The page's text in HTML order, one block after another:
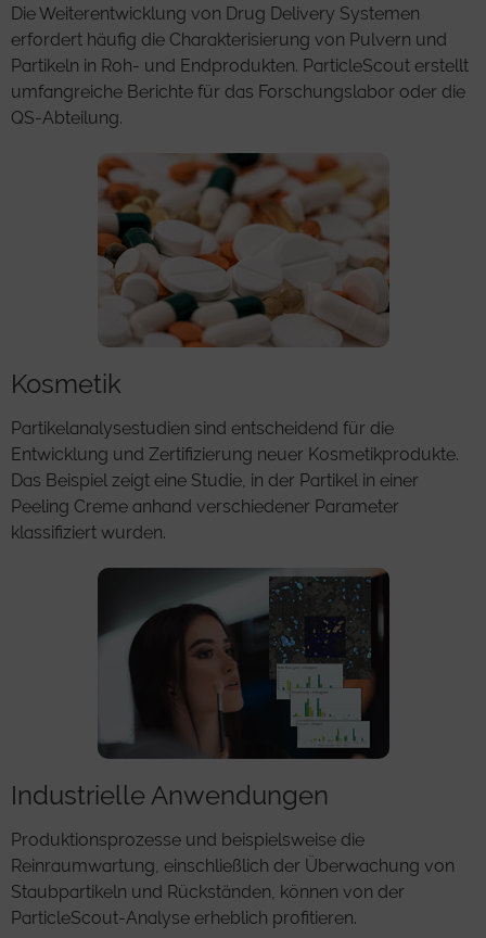
Die Weiterentwicklung von Drug Delivery Systemen
erfordert häufig die Charakterisierung von Pulvern und
Partikeln in Roh- und Endprodukten. ParticleScout erstellt
umfangreiche Berichte für das Forschungslabor oder die
QS-Abteilung.
Kosmetik
Partikelanalysestudien sind entscheidend für die
Entwicklung und Zertifizierung neuer Kosmetikprodukte.
Das Beispiel zeigt eine Studie, in der Partikel in einer
Peeling Creme anhand verschiedener Parameter
klassifiziert wurden.
Industrielle Anwendungen
Produktionsprozesse und beispielsweise die
Reinraumwartung, einschließlich der Überwachung von
Staubpartikeln und Rückständen, können von der
ParticleScout-Analyse erheblich profitieren.